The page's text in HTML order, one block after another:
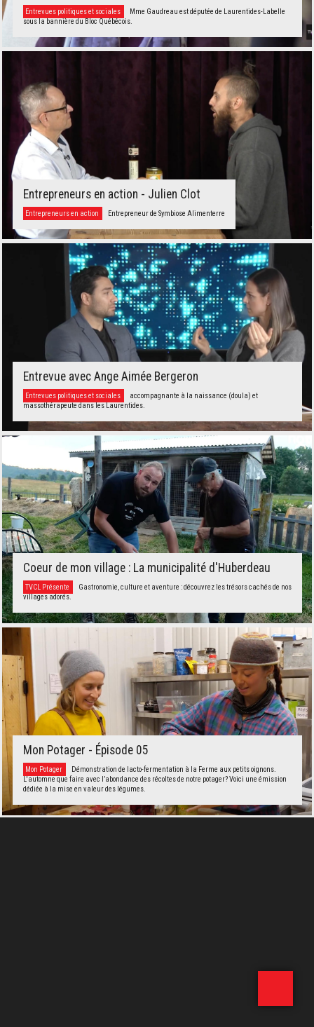
Entrevues politiques et sociales
Mme Gaudreau est députée de Laurentides-Labelle
sous la bannière du Bloc Québécois.
Entrepreneurs en action - Julien Clot
Entrepreneurs en action Entrepreneur de Symbiose Alimenterre
Entrevue avec Ange Aimée Bergeron
Entrevues politiques et sociales
accompagnante à la naissance (doula) et
massothérapeute dans les Laurentides.
Coeur de mon village : La municipalité d'Huberdeau
TVCL Présente
Gastronomie, culture et aventure : découvrez les trésors cachés de nos
villages adorés.
Mon Potager - Épisode 05
Mon Potager
Démonstration de lacto-fermentation à la Ferme aux petits oignons.
L'automne que faire avec l’abondance des récoltes de notre potager? Voici une émission
dédiée à la mise en valeur des légumes.